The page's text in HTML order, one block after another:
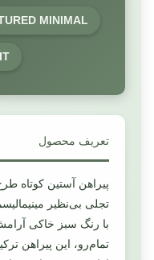
MINIMAL
تعریف محصول
پیراهن آستین کوتاه
تجلی بی‌نظیر
با رنگ سبز خاکی
تمام‌رو، این پیراهن